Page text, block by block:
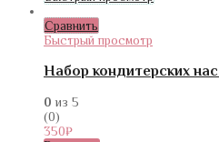
Сравнить
Быстрый просмотр
Набор кондитерских
0 из 5
(0)
350₽